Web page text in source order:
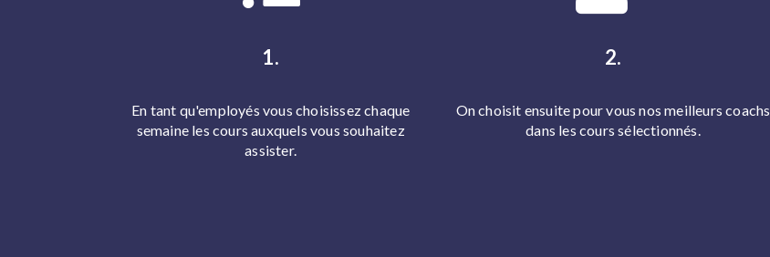
1.
En tant qu'employés vous choisissez chaque
semaine les cours auxquels vous souhaitez
assister.
2.
On choisit ensuite pour vous nos meilleurs coachs
dans les cours sélectionnés.